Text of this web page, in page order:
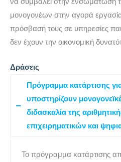
μονογονέων στην αγορά
πρόσβασή τους σε υπηρεσίες
δεν έχουν την οικονομική
Δράσεις
Πρόγραμμα κατάρτισης
υποστηρίζουν
διδασκαλία της
επιχειρηματικών και
Το πρόγραμμα κατάρτισης